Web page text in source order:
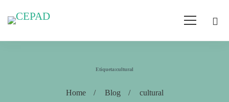
Etiqueta:cultural
Home Blog cultural